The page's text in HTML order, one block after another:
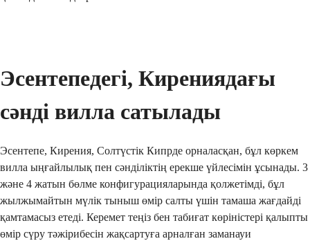
Эсентепедегі, Кирениядағы
сәнді вилла сатылады
Эсентепе, Кирения, Солтүстік Кипрде орналасқан, бұл көркем
вилла ыңғайлылық пен сәнділіктің ерекше үйлесімін ұсынады. 3
және 4 жатын бөлме конфигурацияларында қолжетімді, бұл
жылжымайтын мүлік тыныш өмір салты үшін тамаша жағдайді
қамтамасыз етеді. Керемет теңіз бен табиғат көріністері қалыпты
өмір сүру тәжірибесін жақсартуға арналған заманауи